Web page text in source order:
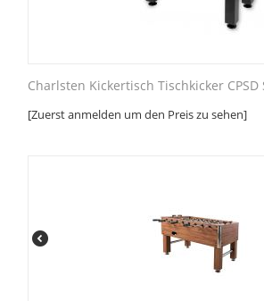
Charlsten Kickertisch Tischkicker CPSD
[Zuerst anmelden um den Preis zu sehen]